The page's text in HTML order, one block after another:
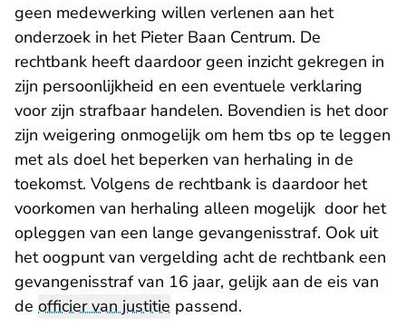
geen medewerking willen verlenen aan het
onderzoek in het Pieter Baan Centrum. De
rechtbank heeft daardoor geen inzicht gekregen in
zijn persoonlijkheid en een eventuele verklaring
voor zijn strafbaar handelen. Bovendien is het door
zijn weigering onmogelijk om hem tbs op te leggen
met als doel het beperken van herhaling in de
toekomst. Volgens de rechtbank is daardoor het
voorkomen van herhaling alleen mogelijk door het
opleggen van een lange gevangenisstraf. Ook uit
het oogpunt van vergelding acht de rechtbank een
gevangenisstraf van 16 jaar, gelijk aan de eis van
de officier van justitie passend.